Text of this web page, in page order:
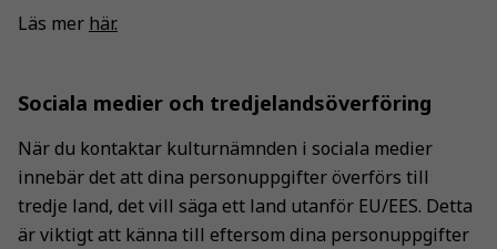
Läs mer här.
Sociala medier och tredjelandsöverföring
När du kontaktar kulturnämnden i sociala medier
innebär det att dina personuppgifter överförs till
tredje land, det vill säga ett land utanför EU/EES. Detta
är viktigt att känna till eftersom dina personuppgifter